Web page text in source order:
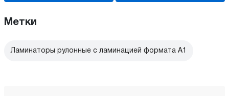
Метки
Ламинаторы рулонные с ламинацией формата А1